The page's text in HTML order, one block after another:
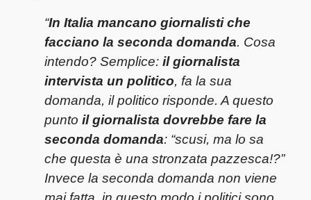
“In Italia mancano giornalisti che
facciano la seconda domanda. Cosa
intendo? Semplice: il giornalista
intervista un politico, fa la sua
domanda, il politico risponde. A questo
punto il giornalista dovrebbe fare la
seconda domanda: “scusi, ma lo sa
che questa è una stronzata pazzesca!?”
Invece la seconda domanda non viene